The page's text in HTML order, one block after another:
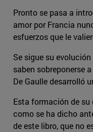
Pronto se pasa a
amor por Francia
esfuerzos que le
Se sigue su
saben sobreponerse
De Gaulle desarrolló
Esta formación de su
como se ha dicho
de este libro, que no